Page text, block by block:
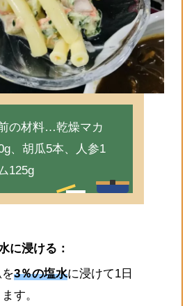
の材料…乾燥マカ
、胡瓜5本、人参1
125g
に浸ける：
3％の塩水に浸けて1日
す。